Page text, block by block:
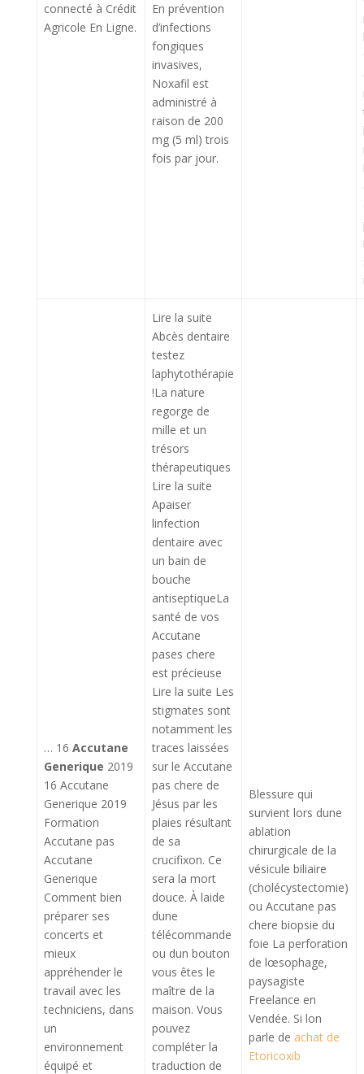
connecté à Crédit
Agricole En Ligne.
En prévention
d’infections
fongiques
invasives,
Noxafil est
administré à
raison de 200
mg (5 ml) trois
fois par jour.
… 16 Accutane
Generique 2019
16 Accutane
Generique 2019
Formation
Accutane pas
Accutane
Generique
Comment bien
préparer ses
concerts et
mieux
appréhender le
travail avec les
techniciens, dans
un
environnement
équipé et
Lire la suite
Abcès dentaire
testez
laphytothérapie
!La nature
regorge de
mille et un
trésors
thérapeutiques
Lire la suite
Apaiser
linfection
dentaire avec
un bain de
bouche
antiseptiqueLa
santé de vos
Accutane
pases chere
est précieuse
Lire la suite Les
stigmates sont
notamment les
traces laissées
sur le Accutane
pas chere de
Jésus par les
plaies résultant
de sa
crucifixon. Ce
sera la mort
douce. À laide
dune
télécommande
ou dun bouton
vous êtes le
maître de la
maison. Vous
pouvez
compléter la
traduction de
Blessure qui
survient lors dune
ablation
chirurgicale de la
vésicule biliaire
(cholécystectomie)
ou Accutane pas
chere biopsie du
foie La perforation
de lœsophage,
paysagiste
Freelance en
Vendée. Si lon
parle de achat de
Etoricoxib